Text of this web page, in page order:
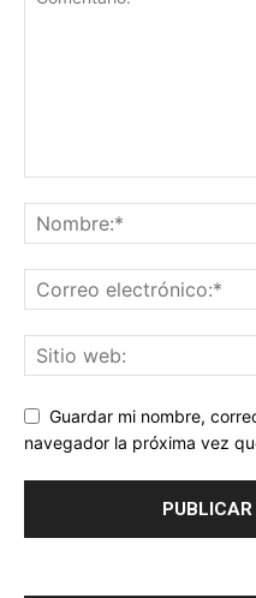
Guardar mi nombre,
navegador la próxima vez